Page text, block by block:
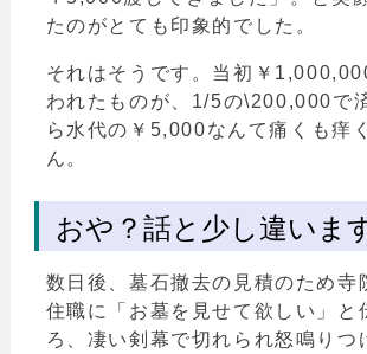
たのがとても印象的でした。
それはそうです。当初￥
われたものが、1/5の\200,000で
ら水代の￥5,000なんて痛くも痒
ん。
おや？話と少し違いま
数日後、墓石撤去の見積のため寺
住職に「お墓を見せて欲しい」と
ろ、凄い剣幕で切れられ怒鳴りつ